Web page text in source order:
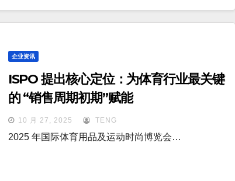
企业资讯
ISPO 提出核心定位：为体育行业最关键
的 “销售周期初期”赋能
10 月 27, 2025 TENG
2025 年国际体育用品及运动时尚博览会…